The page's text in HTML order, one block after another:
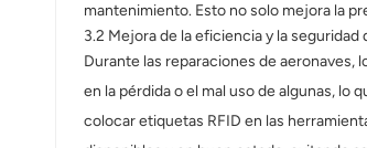
mantenimiento. Esto no solo mejora la
3.2 Mejora de la eficiencia y la
Durante las reparaciones de aeronaves,
en la pérdida o el mal uso de algunas, lo
colocar etiquetas RFID en las